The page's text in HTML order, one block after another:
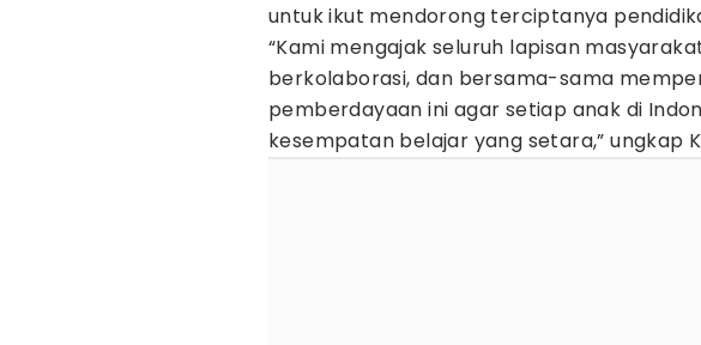
untuk ikut mendorong terciptanya
“Kami mengajak seluruh lapisan
berkolaborasi, dan bersama-sama
pemberdayaan ini agar setiap anak di
kesempatan belajar yang setara,” ungkap